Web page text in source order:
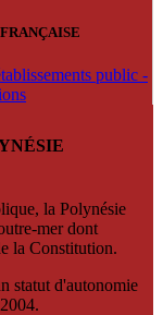
public -
la Polynésie
mer dont
la Constitution.
statut d'autonomie